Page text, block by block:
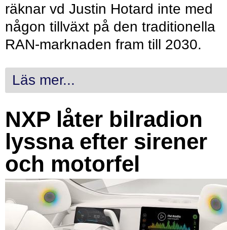
räknar vd Justin Hotard inte med
någon tillväxt på den traditionella
RAN-marknaden fram till 2030.
Läs mer...
NXP låter bilradion
lyssna efter sirener
och motorfel